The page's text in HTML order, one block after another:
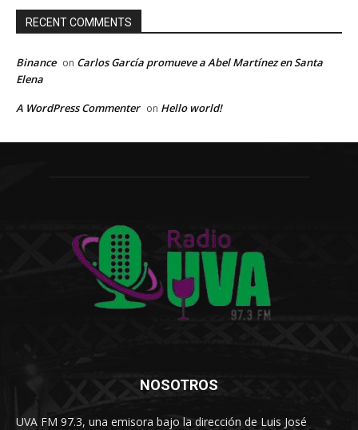
RECENT COMMENTS
Binance on Carlos García promueve a Abel Martínez en Santa
Elena
A WordPress Commenter on Hello world!
NOSOTROS
UVA FM 97.3, una emisora bajo la dirección de Luis José